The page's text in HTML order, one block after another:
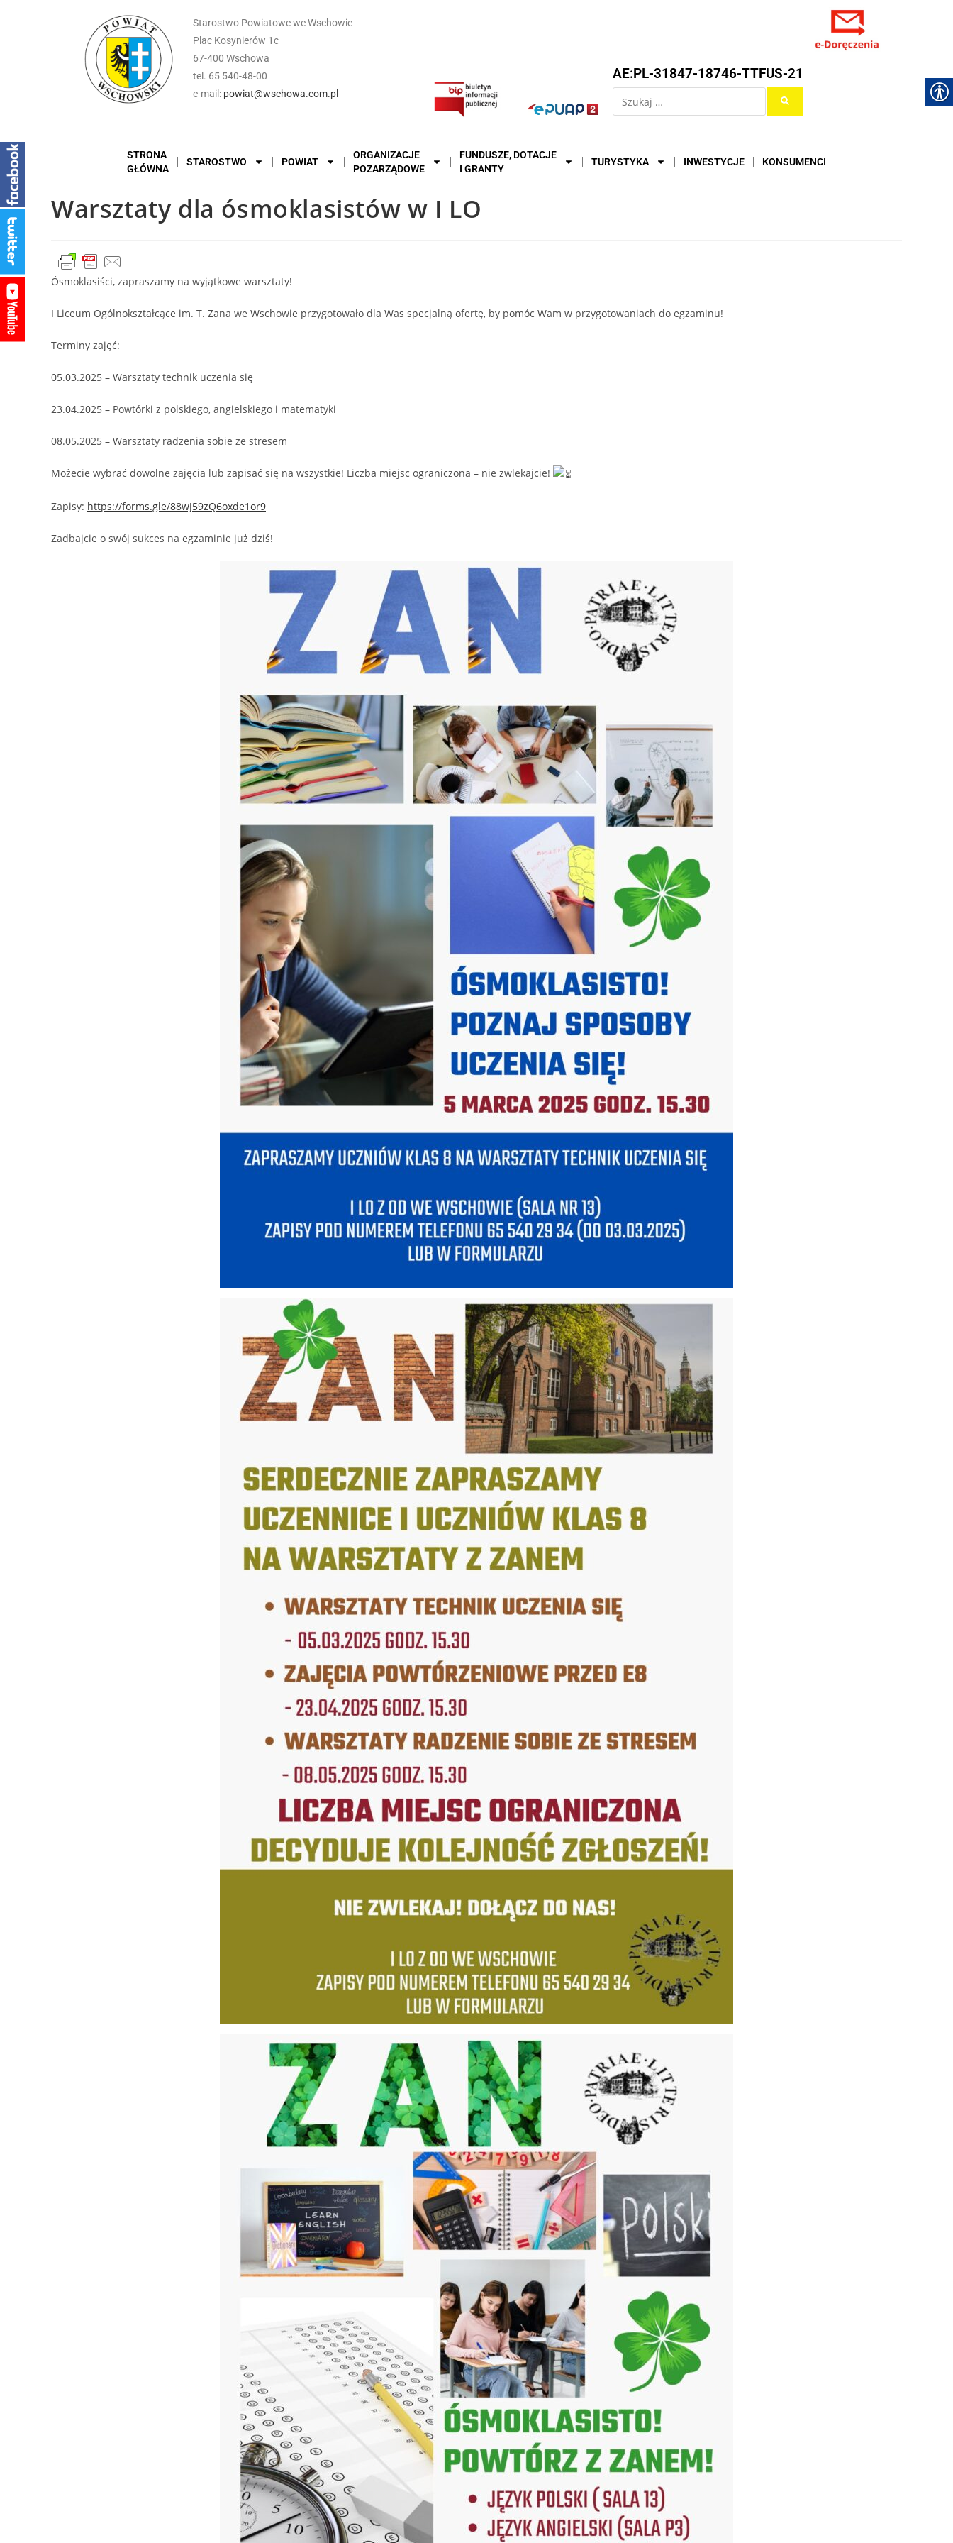
Starostwo Powiatowe we Wschowie
Plac Kosynierów 1c
67-400 Wschowa
tel. 65 540-48-00
e-mail: powiat@wschowa.com.pl
AE:PL-31847-18746-TTFUS-21
STRONA
GŁÓWNA
STAROSTWO POWIAT
ORGANIZACJE
POZARZĄDOWE
FUNDUSZE, DOTACJE
I GRANTY
TURYSTYKA INWESTYCJE KONSUMENCI
Warsztaty dla ósmoklasistów w I LO
Ósmoklasiści, zapraszamy na wyjątkowe warsztaty!
I Liceum Ogólnokształcące im. T. Zana we Wschowie przygotowało dla Was specjalną ofertę, by pomóc Wam w przygotowaniach do egzaminu!
Terminy zajęć:
05.03.2025 – Warsztaty technik uczenia się
23.04.2025 – Powtórki z polskiego, angielskiego i matematyki
08.05.2025 – Warsztaty radzenia sobie ze stresem
Możecie wybrać dowolne zajęcia lub zapisać się na wszystkie! Liczba miejsc ograniczona – nie zwlekajcie!
Zapisy: https://forms.gle/88wJ59zQ6oxde1or9
Zadbajcie o swój sukces na egzaminie już dziś!